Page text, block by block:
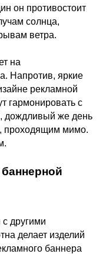
он противостоит
солнца,
ветра.
на
Напротив, яркие
рекламной
гармонировать с
дождливый же день
проходящим мимо.
с другими
делает изделий
баннера